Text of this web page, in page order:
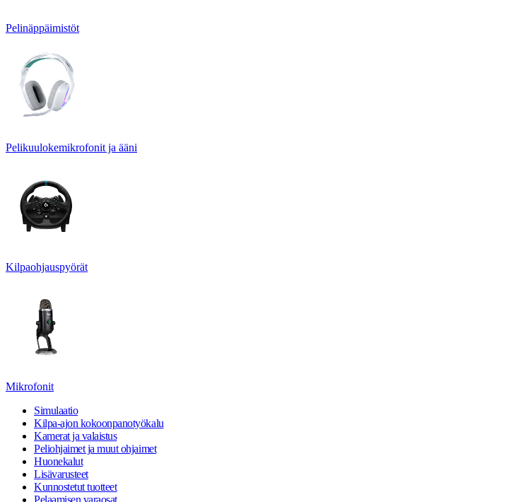
Pelinäppäimistöt
Pelikuulokemikrofonit ja ääni
Kilpaohjauspyörät
Mikrofonit
Simulaatio
Kilpa-ajon kokoonpanotyökalu
Kamerat ja valaistus
Peliohjaimet ja muut ohjaimet
Huonekalut
Lisävarusteet
Kunnostetut tuotteet
Pelaamisen varaosat